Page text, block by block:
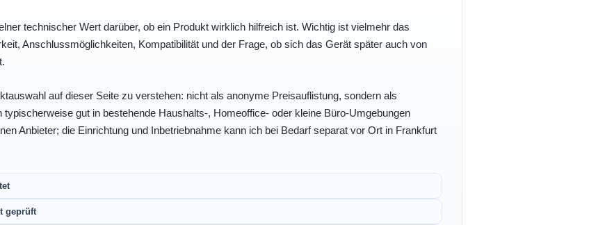
technischer Wert darüber, ob ein Produkt wirklich hilfreich ist. Wichtig ist vielmehr das
Anschlussmöglichkeiten, Kompatibilität und der Frage, ob sich das Gerät später auch von
auf dieser Seite zu verstehen: nicht als anonyme Preisauflistung, sondern als
gut in bestehende Haushalts-, Homeoffice- oder kleine Büro-Umgebungen
Anbieter; die Einrichtung und Inbetriebnahme kann ich bei Bedarf separat vor Ort in Frankfurt
geprüft